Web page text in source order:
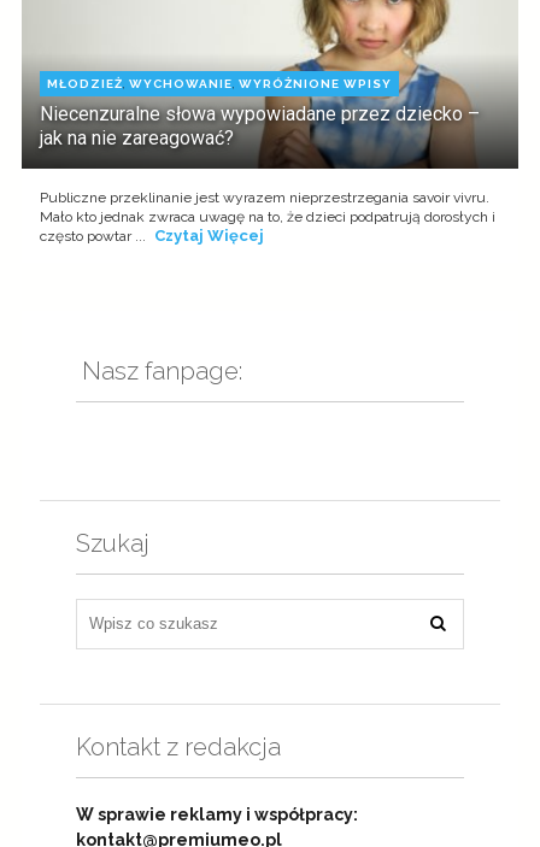
MŁODZIEŻ WYCHOWANIE WYRÓŻNIONE WPISY
Niecenzuralne słowa wypowiadane przez dziecko –
jak na nie zareagować?
Publiczne przeklinanie jest wyrazem nieprzestrzegania savoir vivru.
Mało kto jednak zwraca uwagę na to, że dzieci podpatrują dorosłych i
często powtar ...
Czytaj Więcej
Nasz fanpage:
Szukaj
Kontakt z redakcja
W sprawie reklamy i współpracy:
kontakt@premiumeo.pl